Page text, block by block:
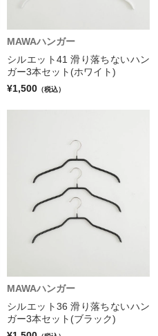
MAWAハンガー
シルエット41 滑り落ちないハン
ガー3本セット(ホワイト)
¥1,500 （税込）
MAWAハンガー
シルエット36 滑り落ちないハン
ガー3本セット(ブラック)